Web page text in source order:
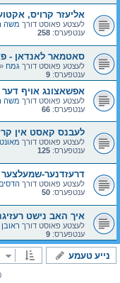
אליעזר קרויס,
לעצטע פאוסט דורך משה
ענטפערס: 258
סאטמאר לאנדאן -
לעצטע פאוסט דורך גמח «
ענטפערס: 9
אפשאצונג אויף
לעצטע פאוסט דורך משה
ענטפערס: 66
לעבנס קאסט אין
לעצטע פאוסט דורך
ענטפערס: 125
דרעזדנער-
לעצטע פאוסט דורך הדסים
ענטפערס: 50
איך האב נישט
לעצטע פאוסט דורך ראובן
ענטפערס: 9
נייע טעמע